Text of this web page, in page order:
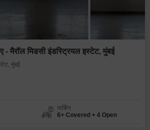
- मैरॉल मिडसी इंडस्ट्रियल इस्टेट, मुंबई
मुंबई
पार्किंग
6+ Covered + 4 Open